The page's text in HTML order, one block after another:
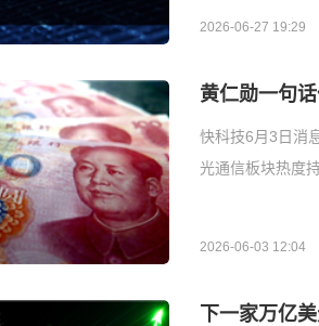
2026-06-27 19:29
黄仁勋一句
快科技6月3日消
光通信板块热度
2026-06-03 12:04
下一家万亿